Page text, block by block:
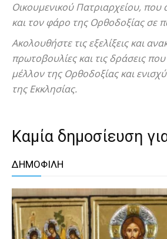
Οικουμενικού Πατριαρχείου, που
και τον φάρο της Ορθοδοξίας σε
Ακολουθήστε τις εξελίξεις και
πρωτοβουλίες και τις δράσεις
μέλλον της Ορθοδοξίας και
της Εκκλησίας.
Καμία δημοσίευση
ΔΗΜΟΦΙΛΗ